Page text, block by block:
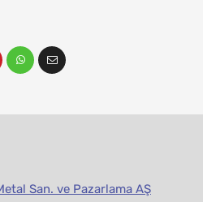
San. ve Pazarlama AŞ